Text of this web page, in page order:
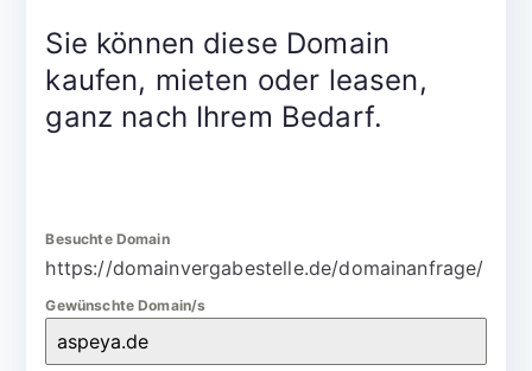
Sie können diese Domain
kaufen, mieten oder leasen,
ganz nach Ihrem Bedarf.
Besuchte Domain
https://domainvergabestelle.de/domainanfrage/
Gewünschte Domain/s